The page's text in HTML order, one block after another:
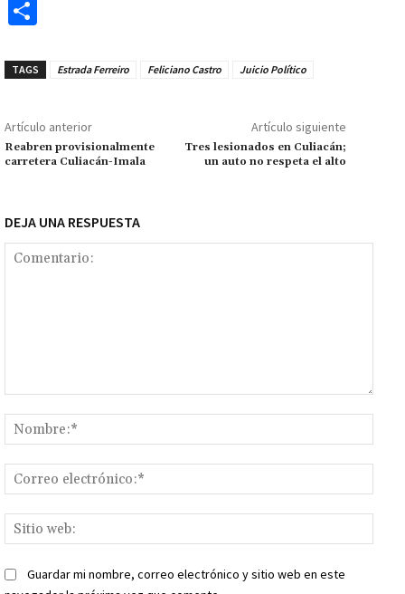
o
k
sA
p
er l
l
n
r
a
n
k
m
ar
tir
TAGS Estrada Ferreiro Feliciano Castro Juicio Político
Artículo anterior
Reabren provisionalmente
carretera Culiacán-Imala
Artículo siguiente
Tres lesionados en Culiacán;
un auto no respeta el alto
DEJA UNA RESPUESTA
web:
Guardar mi nombre, correo electrónico y sitio web en este